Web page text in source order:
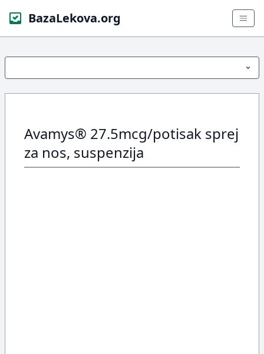
BazaLekova.org
Avamys® 27.5mcg/potisak sprej
za nos, suspenzija